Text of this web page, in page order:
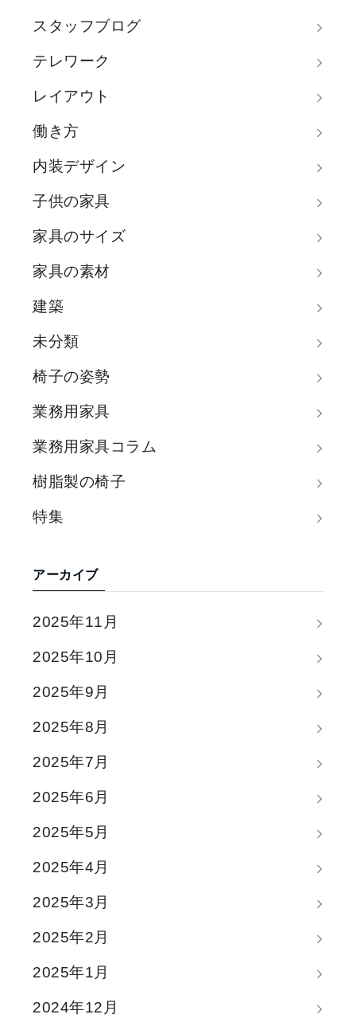
スタッフブログ
テレワーク
レイアウト
働き方
内装デザイン
子供の家具
家具のサイズ
家具の素材
建築
未分類
椅子の姿勢
業務用家具
業務用家具コラム
樹脂製の椅子
特集
アーカイブ
2025年11月
2025年10月
2025年9月
2025年8月
2025年7月
2025年6月
2025年5月
2025年4月
2025年3月
2025年2月
2025年1月
2024年12月